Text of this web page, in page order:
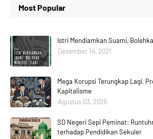
Most Popular
Istri Mendiamkan Suami,
Desember 14, 2021
Mega Korupsi Terungkap Lagi,
Kapitalisme
Agustus 03, 2026
SD Negeri Sepi Peminat:
terhadap Pendidikan Sekuler